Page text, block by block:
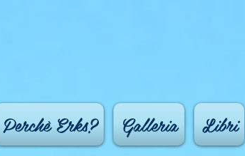
Perchè Erks? Galleria Libri